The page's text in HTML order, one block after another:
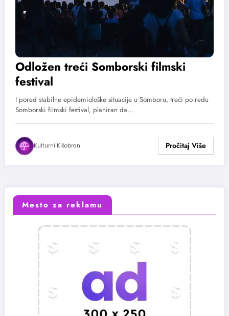
Odložen treći Somborski filmski
festival
I pored stabilne epidemiološke situacije u Somboru, treći po redu
Somborski filmski festival, planiran da…
Kulturni Kišobran
Mesto za reklamu